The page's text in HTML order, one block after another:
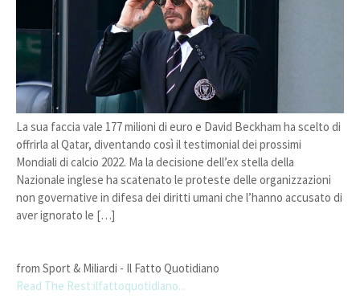
La sua faccia vale 177 milioni di euro e David Beckham ha scelto di
offrirla al Qatar, diventando così il testimonial dei prossimi
Mondiali di calcio 2022. Ma la decisione dell’ex stella della
Nazionale inglese ha scatenato le proteste delle organizzazioni
non governative in difesa dei diritti umani che l’hanno accusato di
aver ignorato le […]
from Sport & Miliardi - Il Fatto Quotidiano
Read The Rest:ilfattoquotidiano...